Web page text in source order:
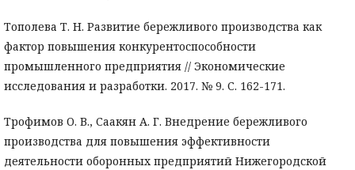
Тополева Т. Н. Развитие бережливого производства как
фактор повышения конкурентоспособности
промышленного предприятия // Экономические
исследования и разработки. 2017. № 9. С. 162-171.
Трофимов О. В., Саакян А. Г. Внедрение бережливого
производства для повышения эффективности
деятельности оборонных предприятий Нижегородской